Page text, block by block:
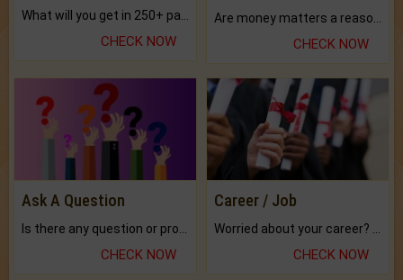
CHECK NOW CHECK NOW
Ask A Question
CHECK NOW
Career / Job
CHECK NOW